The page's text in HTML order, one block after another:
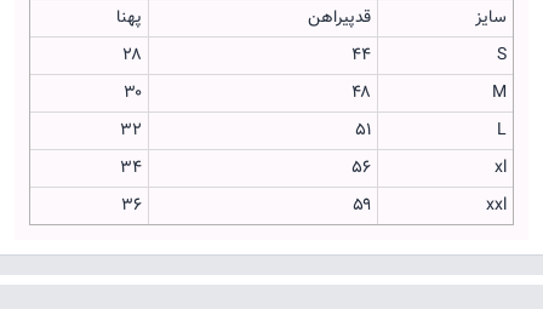
سایز
قدپیراهن
پهنا
S
۴۴
۲۸
M
۴۸
۳۰
L
۵۱
۳۲
xl
۵۶
۳۴
xxl
۵۹ ۳۶